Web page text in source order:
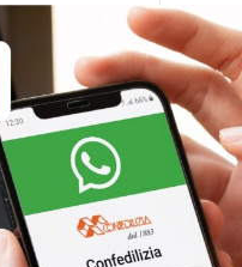
è
dimarketing
consenso non